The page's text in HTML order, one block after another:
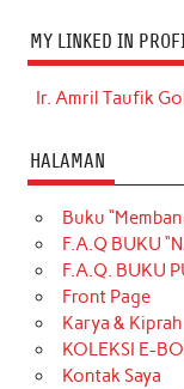
MY LINKED IN
Ir. Amril Taufik
HALAMAN
Buku
F.A.Q BUKU
F.A.Q. BUKU
Front Page
Karya & Kiprah
KOLEKSI E-
Kontak Saya